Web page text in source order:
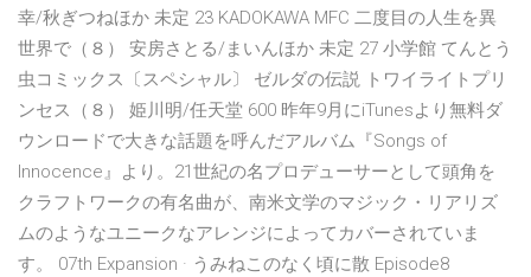
幸/秋ぎつねほか 未定 23 KADOKAWA MFC 二度目の人生を異
世界で（８） 安房さとる/まいんほか 未定 27 小学館 てんとう
虫コミックス〔スペシャル〕 ゼルダの伝説 トワイライトプリ
ンセス（８） 姫川明/任天堂 600 昨年9月にiTunesより無料ダ
ウンロードで大きな話題を呼んだアルバム『Songs of
Innocence』より。21世紀の名プロデューサーとして頭角を
クラフトワークの有名曲が、南米文学のマジック・リアリズ
ムのようなユニークなアレンジによってカバーされていま
す。 07th Expansion · うみねこのなく頃に散 Episode8